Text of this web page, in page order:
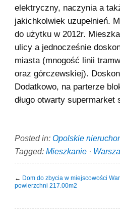
elektryczny, naczynia a
jakichkolwiek uzupełnień.
do użytku w 2012r.
ulicy a jednocześnie
miasta (mnogość linii
oraz górczewskiej).
Dodatkowo, na parterze
długo otwarty supermarket
Posted in: Opolskie
Tagged: Mieszkanie ·
← Dom do zbycia w miejscowości
powierzchni 217.00m2